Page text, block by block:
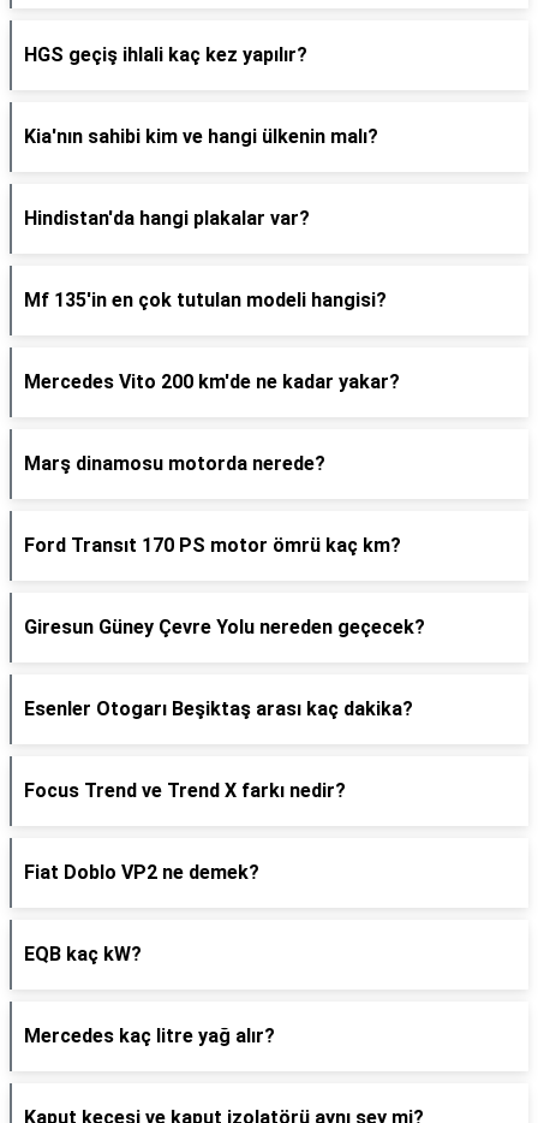
HGS geçiş ihlali kaç kez yapılır?
Kia'nın sahibi kim ve hangi ülkenin malı?
Hindistan'da hangi plakalar var?
Mf 135'in en çok tutulan modeli hangisi?
Mercedes Vito 200 km'de ne kadar yakar?
Marş dinamosu motorda nerede?
Ford Transıt 170 PS motor ömrü kaç km?
Giresun Güney Çevre Yolu nereden geçecek?
Esenler Otogarı Beşiktaş arası kaç dakika?
Focus Trend ve Trend X farkı nedir?
Fiat Doblo VP2 ne demek?
EQB kaç kW?
Mercedes kaç litre yağ alır?
Kaput keçesi ve kaput izolatörü aynı şey mi?